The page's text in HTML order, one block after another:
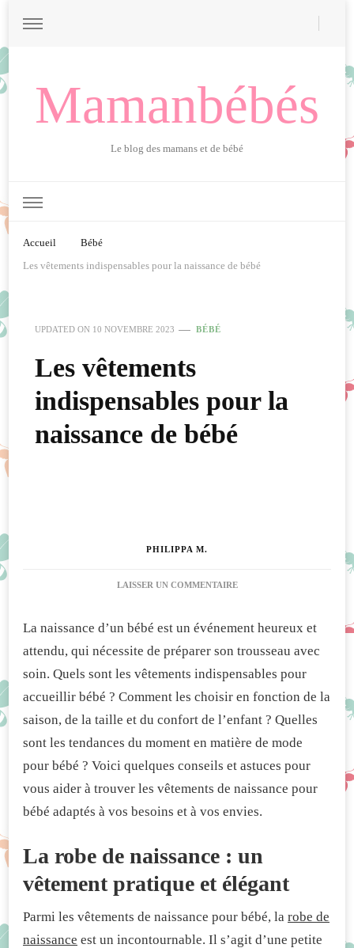
Mamanbébés
Le blog des mamans et de bébé
Accueil
Bébé
Les vêtements indispensables pour la naissance de bébé
UPDATED ON 10 NOVEMBRE 2023 BÉBÉ
Les vêtements
indispensables pour la
naissance de bébé
PHILIPPA M.
LAISSER UN COMMENTAIRESUR
INDISPENSABLES
NAISSANCE
BÉBÉ
La naissance d’un bébé est un événement heureux et
attendu, qui nécessite de préparer son trousseau avec
soin. Quels sont les vêtements indispensables pour
accueillir bébé ? Comment les choisir en fonction de la
saison, de la taille et du confort de l’enfant ? Quelles
sont les tendances du moment en matière de mode
pour bébé ? Voici quelques conseils et astuces pour
vous aider à trouver les vêtements de naissance pour
bébé adaptés à vos besoins et à vos envies.
La robe de naissance : un
vêtement pratique et élégant
Parmi les vêtements de naissance pour bébé, la robe de
naissance est un incontournable. Il s’agit d’une petite